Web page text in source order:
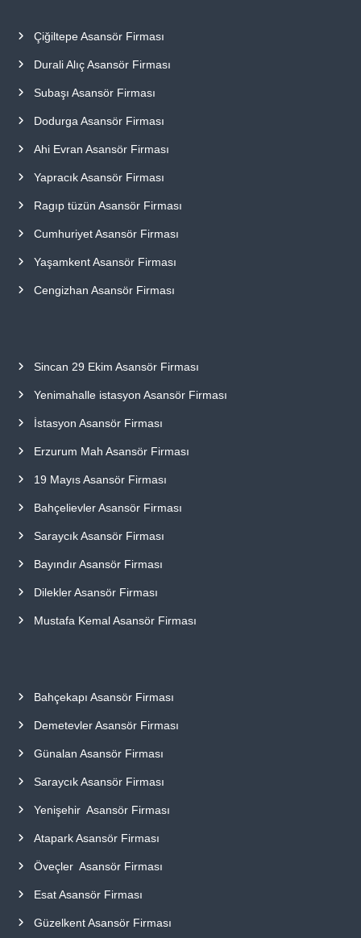
Çiğiltepe Asansör Firması
Durali Alıç Asansör Firması
Subaşı Asansör Firması
Dodurga Asansör Firması
Ahi Evran Asansör Firması
Yapracık Asansör Firması
Ragıp tüzün Asansör Firması
Cumhuriyet Asansör Firması
Yaşamkent Asansör Firması
Cengizhan Asansör Firması
Sincan 29 Ekim Asansör Firması
Yenimahalle istasyon Asansör Firması
İstasyon Asansör Firması
Erzurum Mah Asansör Firması
19 Mayıs Asansör Firması
Bahçelievler Asansör Firması
Saraycık Asansör Firması
Bayındır Asansör Firması
Dilekler Asansör Firması
Mustafa Kemal Asansör Firması
Bahçekapı Asansör Firması
Demetevler Asansör Firması
Günalan Asansör Firması
Saraycık Asansör Firması
Yenişehir Asansör Firması
Atapark Asansör Firması
Öveçler Asansör Firması
Esat Asansör Firması
Güzelkent Asansör Firması